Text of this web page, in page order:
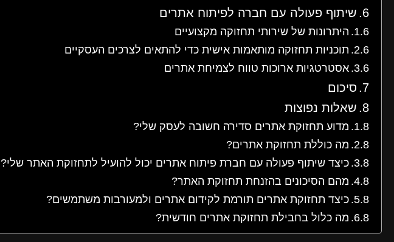
שיתוף פעולה עם חברה לפיתוח אתרים
היתרונות של שירותי תחזוקה מקצועיים
תוכניות תחזוקה מותאמות אישית כדי להתאים לצרכים העסקיים
אסטרטגיות ארוכות טווח לצמיחת אתרים
סיכום
שאלות נפוצות
מדוע תחזוקת אתרים סדירה חשובה לעסק שלי?
מה כוללת תחזוקת אתרים?
כיצד שיתוף פעולה עם חברת פיתוח אתרים יכול להועיל לתחזוקת האתר שלי?
מהם הסיכונים בהזנחת תחזוקת האתר?
כיצד תחזוקת אתרים תורמת לקידום אתרים ולמעורבות משתמשים?
מה כלול בחבילת תחזוקת אתרים חודשית?